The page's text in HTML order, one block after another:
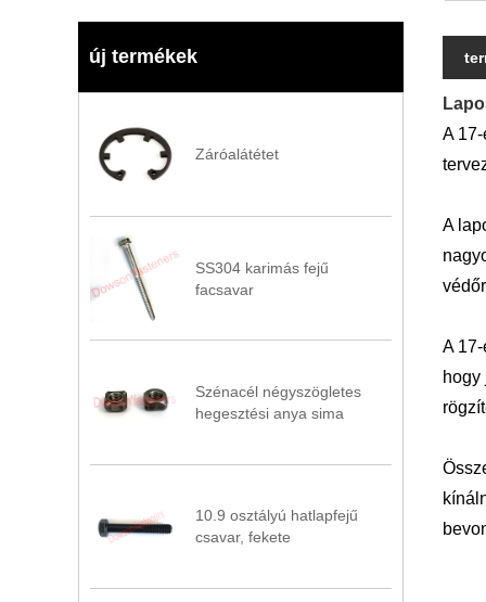
új termékek
Záróalátétet
SS304 karimás fejű
facsavar
Szénacél négyszögletes
hegesztési anya sima
10.9 osztályú hatlapfejű
csavar, fekete
A
A
A
hogy